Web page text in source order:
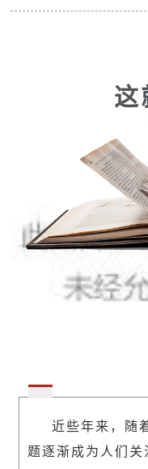
这
近些年来，随
题逐渐成为人们